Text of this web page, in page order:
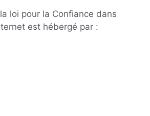
loi pour la Confiance dans
est hébergé par :